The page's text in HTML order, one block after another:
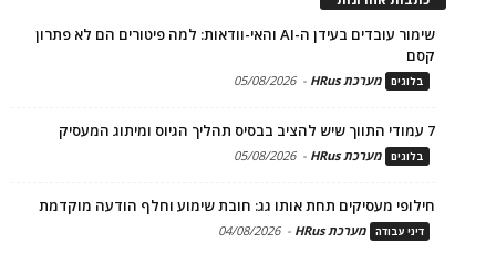
שימור עובדים בעידן ה-AI והאי-וודאות: למה פיטורים הם לא פתרון
קסם
בלוגים מערכת HRus -
05/08/2026
7 עמודי התווך שיש להציב בבסיס תהליך הגיוס ומיתוג המעסיק
בלוגים מערכת HRus -
05/08/2026
חילופי מעסיקים תחת אותו גג: חובת שימוע וחלף הודעה מוקדמת
דיני עבודה מערכת HRus -
04/08/2026